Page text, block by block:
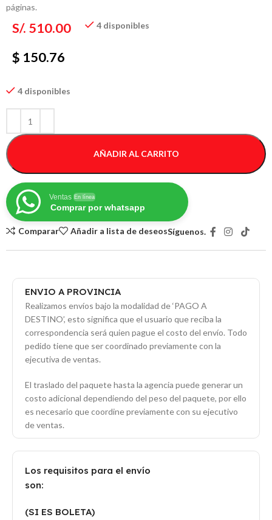
páginas.
S/. 510.00
$ 150.76
4 disponibles
4 disponibles
AÑADIR AL CARRITO
Ventas En línea
Comprar por whatsapp
Comparar Añadir a lista de deseosSíguenos.
ENVIO A PROVINCIA
Realizamos envíos bajo la modalidad de ‘PAGO A
DESTINO’, esto significa que el usuario que reciba la
correspondencia será quien pague el costo del envío. Todo
pedido tiene que ser coordinado previamente con la
ejecutiva de ventas.
El traslado del paquete hasta la agencia puede generar un
costo adicional dependiendo del peso del paquete, por ello
es necesario que coordine previamente con su ejecutivo
de ventas.
Los requisitos para el envío
son:
(SI ES BOLETA)